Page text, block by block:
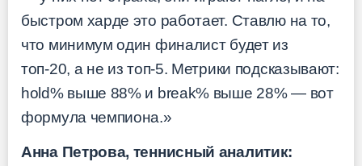
быстром харде это работает. Ставлю на то,
что минимум один финалист будет из
топ-20, а не из топ-5. Метрики подсказывают:
hold% выше 88% и break% выше 28% — вот
формула чемпиона.»
Анна Петрова, теннисный аналитик: